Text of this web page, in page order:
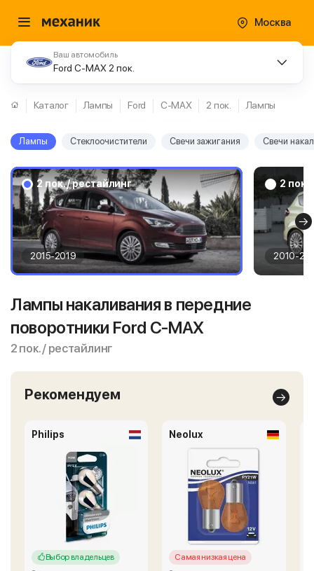
Москва
Ваш автомобиль
Ford C-MAX 2 пок.
Каталог Лампы Ford C-MAX 2 пок. Лампы
Лампы Стеклоочистители Свечи зажигания Свечи
2 пок. / рестайлинг
2015-2019
2 пок.
2010-
Лампы накаливания в передние
поворотники Ford C-MAX
2 пок. / рестайлинг
Рекомендуем
Philips
Выбор владельцев
Neolux
Самая низкая цена